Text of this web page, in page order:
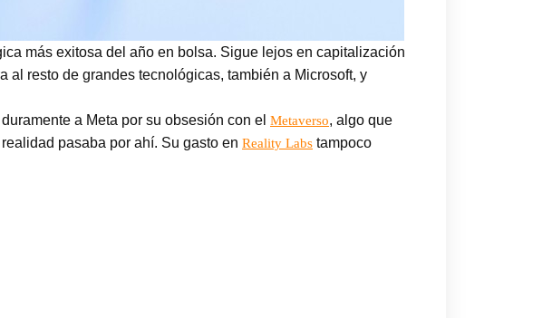
más exitosa del año en bolsa. Sigue lejos en capitalización
al resto de grandes tecnológicas, también a Microsoft, y
a Meta por su obsesión con el Metaverso, algo que
pasaba por ahí. Su gasto en Reality Labs tampoco